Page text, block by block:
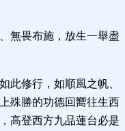
無畏布施，放生一舉盡
此修行，如順風之帆、
殊勝的功德回嚮往生西
高登西方九品蓮台必是